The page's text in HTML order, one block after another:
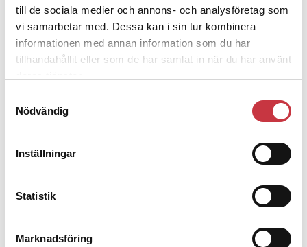
till de sociala medier och annons- och analysföretag som
vi samarbetar med. Dessa kan i sin tur kombinera
informationen med annan information som du har
tillhandahållit eller som de har samlat in när du har använt
Nödvändig
Inställningar
Statistik
Marknadsföring
Debatt
Det är inte evidenskrav som